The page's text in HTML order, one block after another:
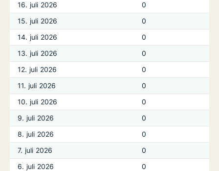
16. juli 2026
0
15. juli 2026
0
14. juli 2026
0
13. juli 2026
0
12. juli 2026
0
11. juli 2026
0
10. juli 2026
0
9. juli 2026
0
8. juli 2026
0
7. juli 2026
0
6. juli 2026
0